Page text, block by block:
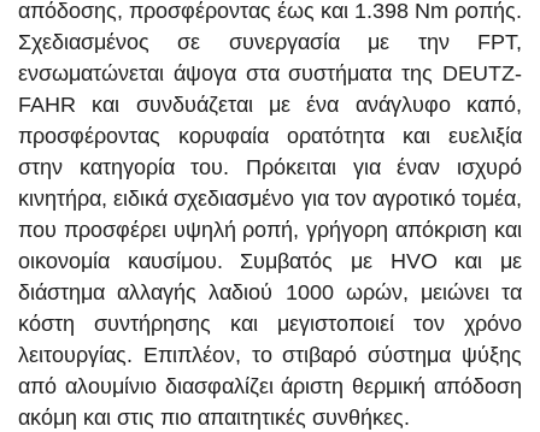
απόδοσης, προσφέροντας έως και 1.398 Nm ροπής.
Σχεδιασμένος σε συνεργασία με την FPT,
ενσωματώνεται άψογα στα συστήματα της DEUTZ-
FAHR και συνδυάζεται με ένα ανάγλυφο καπό,
προσφέροντας κορυφαία ορατότητα και ευελιξία
στην κατηγορία του. Πρόκειται για έναν ισχυρό
κινητήρα, ειδικά σχεδιασμένο για τον αγροτικό τομέα,
που προσφέρει υψηλή ροπή, γρήγορη απόκριση και
οικονομία καυσίμου. Συμβατός με HVO και με
διάστημα αλλαγής λαδιού 1000 ωρών, μειώνει τα
κόστη συντήρησης και μεγιστοποιεί τον χρόνο
λειτουργίας. Επιπλέον, το στιβαρό σύστημα ψύξης
από αλουμίνιο διασφαλίζει άριστη θερμική απόδοση
ακόμη και στις πιο απαιτητικές συνθήκες.